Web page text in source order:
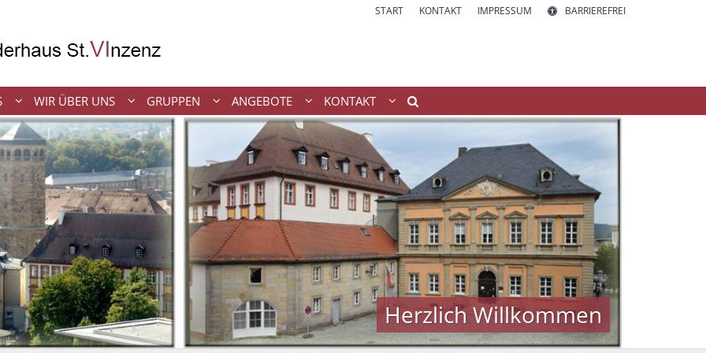
START KONTAKT IMPRESSUM BARRIEREFREI
WIR ÜBER UNS GRUPPEN ANGEBOTE KONTAKT
Herzlich Willkommen